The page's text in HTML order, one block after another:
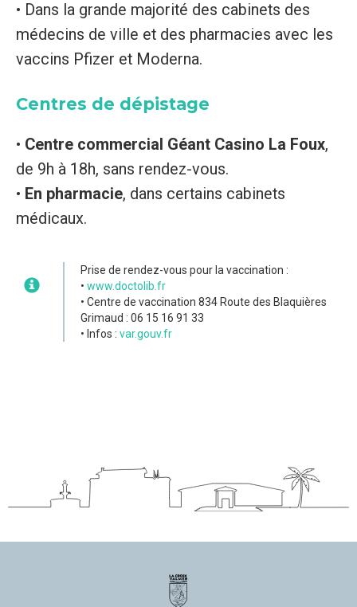
• Dans la grande majorité des cabinets des
médecins de ville et des pharmacies avec les
vaccins Pfizer et Moderna.
Centres de dépistage
• Centre commercial Géant Casino La Foux,
de 9h à 18h, sans rendez-vous.
• En pharmacie, dans certains cabinets
médicaux.
Prise de rendez-vous pour la vaccination :
•www.doctolib.fr
• Centre de vaccination 834 Route des Blaquières
Grimaud : 06 15 16 91 33
• Infos :var.gouv.fr